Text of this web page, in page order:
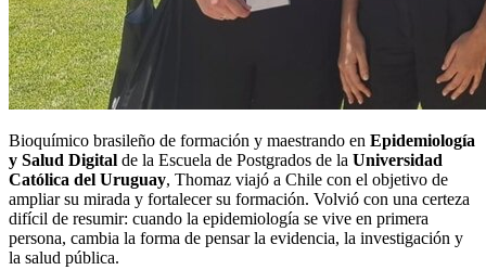
Bioquímico brasileño de formación y maestrando en Epidemiología
y Salud Digital de la Escuela de Postgrados de la Universidad
Católica del Uruguay, Thomaz viajó a Chile con el objetivo de
ampliar su mirada y fortalecer su formación. Volvió con una certeza
difícil de resumir: cuando la epidemiología se vive en primera
persona, cambia la forma de pensar la evidencia, la investigación y
la salud pública.